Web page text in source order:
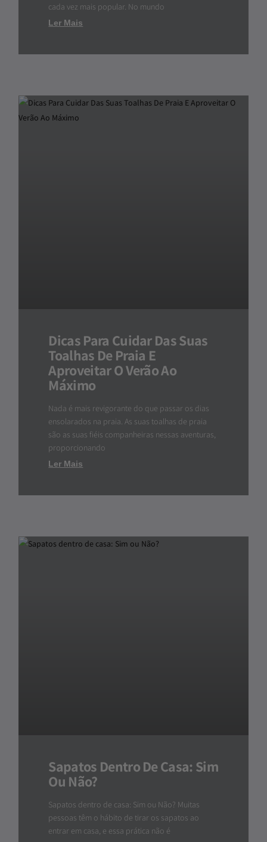
cada vez mais popular. No mundo
Ler Mais
Dicas Para Cuidar Das Suas
Toalhas De Praia E
Aproveitar O Verão Ao
Máximo
Nada é mais revigorante do que passar os dias
ensolarados na praia. As suas toalhas de praia
são as suas fiéis companheiras nessas aventuras,
proporcionando
Ler Mais
Sapatos Dentro De Casa: Sim
Ou Não?
Sapatos dentro de casa: Sim ou Não? Muitas
pessoas têm o hábito de tirar os sapatos ao
entrar em casa, e essa prática não é